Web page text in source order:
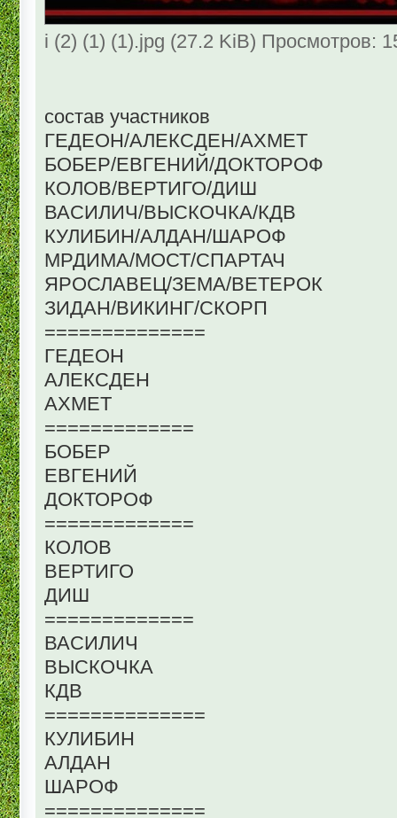
i (2) (1) (1).jpg (27.2 KiB) Просмотров:
состав участников
ГЕДЕОН/АЛЕКСДЕН/АХМЕТ
БОБЕР/ЕВГЕНИЙ/ДОКТОРОФ
КОЛОВ/ВЕРТИГО/ДИШ
ВАСИЛИЧ/ВЫСКОЧКА/КДВ
КУЛИБИН/АЛДАН/ШАРОФ
МРДИМА/МОСТ/СПАРТАЧ
ЯРОСЛАВЕЦ/ЗЕМА/ВЕТЕРОК
ЗИДАН/ВИКИНГ/СКОРП
==============
ГЕДЕОН
АЛЕКСДЕН
АХМЕТ
=============
БОБЕР
ЕВГЕНИЙ
ДОКТОРОФ
=============
КОЛОВ
ВЕРТИГО
ДИШ
=============
ВАСИЛИЧ
ВЫСКОЧКА
КДВ
==============
КУЛИБИН
АЛДАН
ШАРОФ
==============